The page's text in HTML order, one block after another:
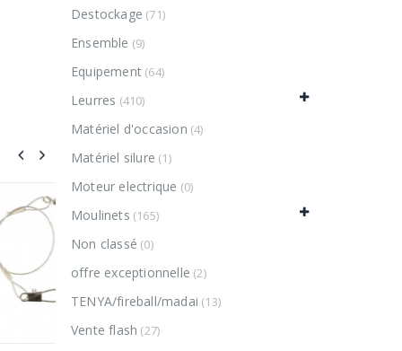
Destockage (71)
Ensemble (9)
Equipement (64)
Leurres (410)
Matériel d'occasion (4)
Matériel silure (1)
Moteur electrique (0)
Moulinets (165)
Non classé (0)
offre exceptionnelle (2)
TENYA/fireball/madai (13)
Vente flash (27)